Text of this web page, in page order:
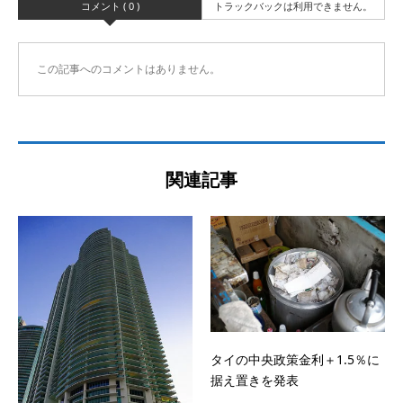
コメント ( 0 ) トラックバックは利用できません。
この記事へのコメントはありません。
関連記事
タイの中央政策金利＋1.5％に
据え置きを発表